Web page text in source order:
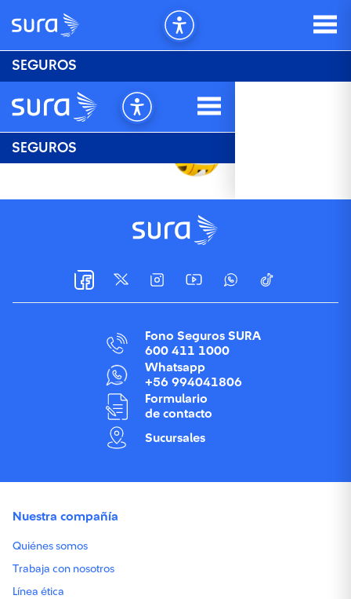
SEGUROS
Fono Seguros SURA
600 411 1000
Whatsapp
+56 994041806
Formulario
de contacto
Sucursales
Nuestra compañía
Quiénes somos
Trabaja con nosotros
Línea ética